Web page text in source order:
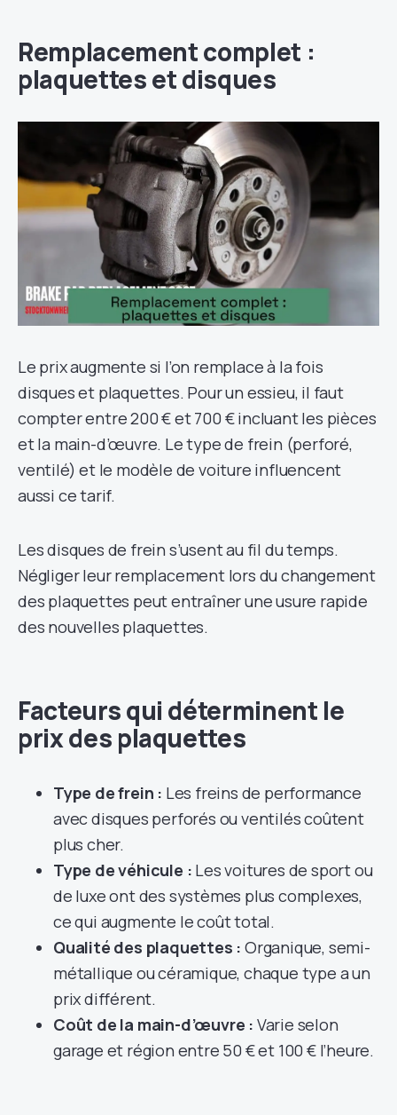
Remplacement complet :
plaquettes et disques
Le prix augmente si l’on remplace à la fois
disques et plaquettes. Pour un essieu, il faut
compter entre 200 € et 700 € incluant les pièces
et la main-d’œuvre. Le type de frein (perforé,
ventilé) et le modèle de voiture influencent
aussi ce tarif.
Les disques de frein s’usent au fil du temps.
Négliger leur remplacement lors du changement
des plaquettes peut entraîner une usure rapide
des nouvelles plaquettes.
Facteurs qui déterminent le
prix des plaquettes
Type de frein : Les freins de performance
avec disques perforés ou ventilés coûtent
plus cher.
Type de véhicule : Les voitures de sport ou
de luxe ont des systèmes plus complexes,
ce qui augmente le coût total.
Qualité des plaquettes : Organique, semi-
métallique ou céramique, chaque type a un
prix différent.
Coût de la main-d’œuvre : Varie selon
garage et région entre 50 € et 100 € l’heure.